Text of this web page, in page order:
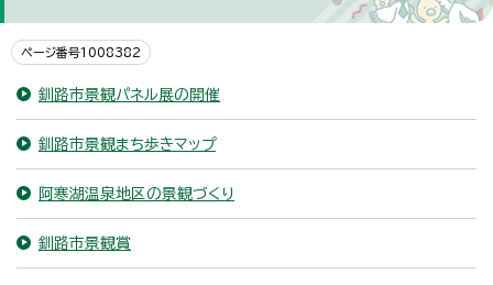
ページ番号1008382
釧路市景観パネル展の開催
釧路市景観まち歩きマップ
阿寒湖温泉地区の景観づくり
釧路市景観賞